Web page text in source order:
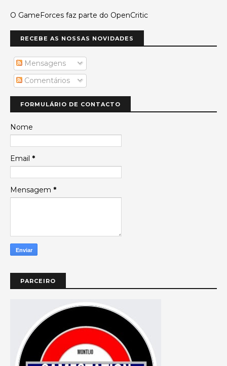
O GameForces faz parte do OpenCritic
RECEBE AS NOSSAS NOVIDADES
Mensagens
Comentários
FORMULÁRIO DE CONTACTO
Nome
Email *
Mensagem *
PARCEIRO